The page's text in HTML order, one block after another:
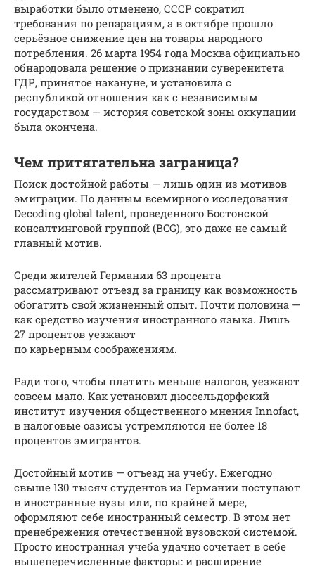
выработки было отменено, СССР сократил
требования по репарациям, а в октябре прошло
серьёзное снижение цен на товары народного
потребления. 26 марта 1954 года Москва официально
обнародовала решение о признании суверенитета
ГДР, принятое накануне, и установила с
республикой отношения как с независимым
государством — история советской зоны оккупации
была окончена.
Чем притягательна заграница?
Поиск достойной работы — лишь один из мотивов
эмиграции. По данным всемирного исследования
Decoding global talent, проведенного Бостонской
консалтинговой группой (BCG), это даже не самый
главный мотив.
Среди жителей Германии 63 процента
рассматривают отъезд за границу как возможность
обогатить свой жизненный опыт. Почти половина —
как средство изучения иностранного языка. Лишь
27 процентов уезжают
по карьерным соображениям.
Ради того, чтобы платить меньше налогов, уезжают
совсем мало. Как установил дюссельдорфский
институт изучения общественного мнения Innofact,
в налоговые оазисы устремляются не более 18
процентов эмигрантов.
Достойный мотив — отъезд на учебу. Ежегодно
свыше 130 тысяч студентов из Германии поступают
в иностранные вузы или, по крайней мере,
оформляют себе иностранный семестр. В этом нет
пренебрежения отечественной вузовской системой.
Просто иностранная учеба удачно сочетает в себе
вышеперечисленные факторы: и расширение